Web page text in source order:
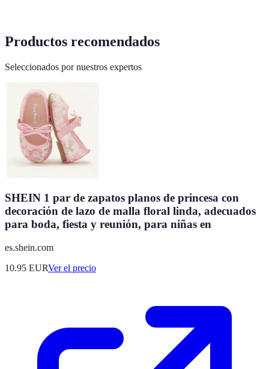
Productos recomendados
Seleccionados por nuestros expertos
SHEIN 1 par de zapatos planos de princesa con
decoración de lazo de malla floral linda, adecuados
para boda, fiesta y reunión, para niñas en
es.shein.com
10.95 EURVer el precio